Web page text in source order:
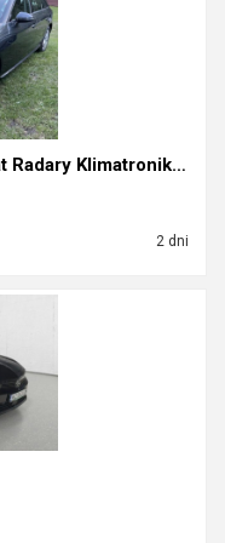
Audi A4 2.0-163KM LIFT Automat Radary Klimatronik ...
2 dni